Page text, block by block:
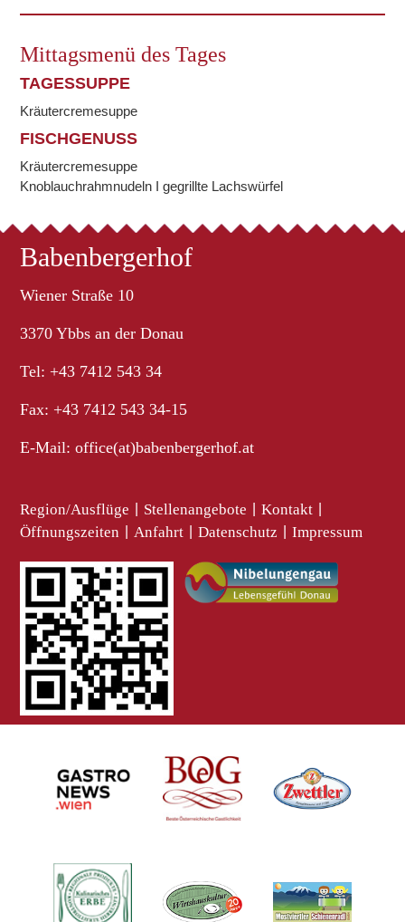
Mittagsmenü des Tages
TAGESSUPPE
Kräutercremesuppe
FISCHGENUSS
Kräutercremesuppe
Knoblauchrahmnudeln I gegrillte Lachswürfel
Babenbergerhof
Wiener Straße 10
3370 Ybbs an der Donau
Tel: +43 7412 543 34
Fax: +43 7412 543 34-15
E-Mail:office(at)babenbergerhof.at
Region/Ausflüge Stellenangebote Kontakt
Öffnungszeiten Anfahrt Datenschutz Impressum